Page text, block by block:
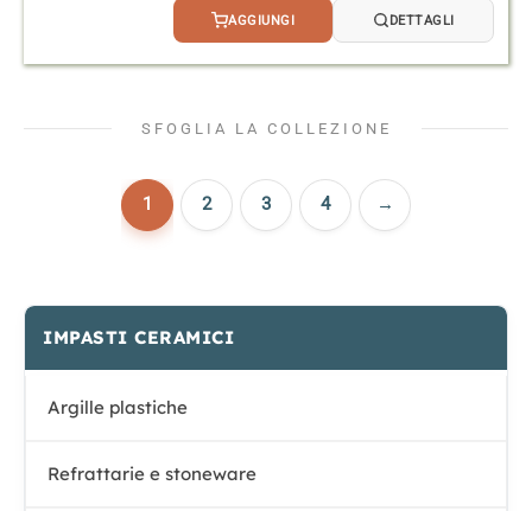
IMPASTI CERAMICI
Argille plastiche
Refrattarie e stoneware
AGGIUNGI DETTAGLI
SFOGLIA LA COLLEZIONE
1 2 3 4 →